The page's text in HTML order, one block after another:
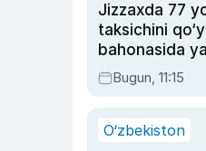
Jizzaxda 77
taksichini
bahonasida
olib borib
20 yilga
Bugun, 11:15
O‘zbekiston